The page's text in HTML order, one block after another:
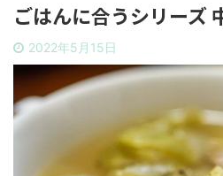
ごはんに合うシリーズ
2022年5月15日